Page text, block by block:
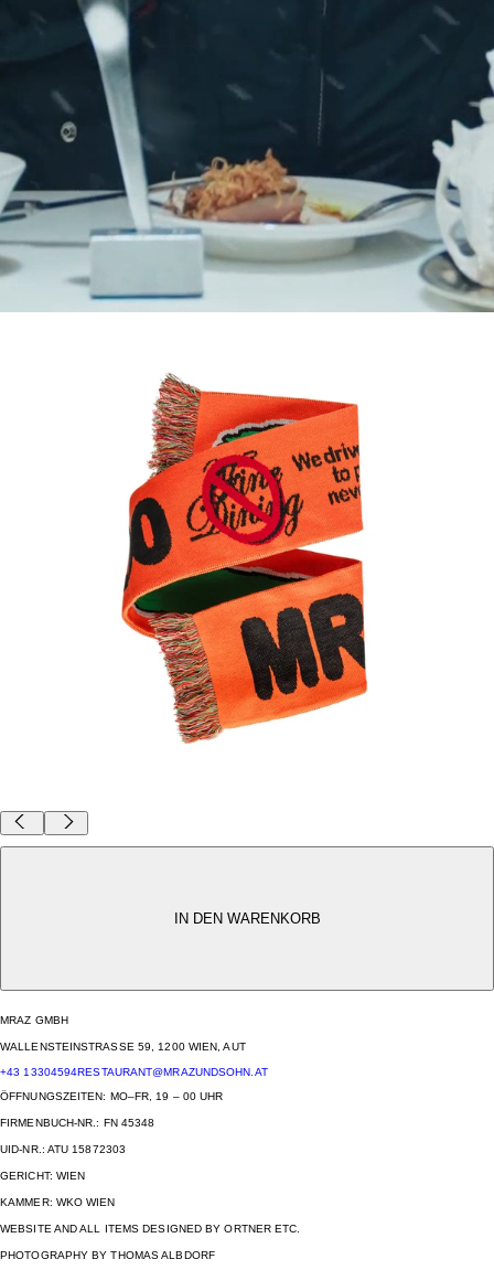
XXXL ACID-GURKERL-SCHAL
IN DEN WARENKORB
MRAZ GMBH
WALLENSTEINSTRASSE 59, 1200 WIEN, AUT
+43 13304594RESTAURANT@MRAZUNDSOHN.AT
ÖFFNUNGSZEITEN: MO–FR, 19 – 00 UHR
FIRMENBUCH-NR.: FN 45348
UID-NR.: ATU 15872303
GERICHT: WIEN
KAMMER: WKO WIEN
WEBSITE AND ALL ITEMS DESIGNED BY ORTNER ETC.
PHOTOGRAPHY BY THOMAS ALBDORF